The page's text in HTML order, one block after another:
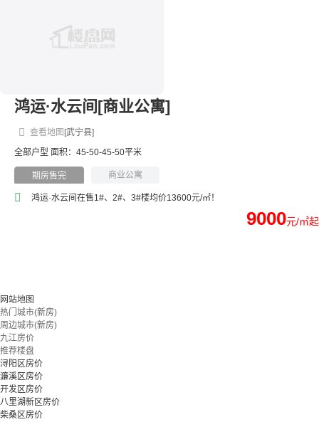
鸿运·水云间[商业公寓]
[武宁县]
查看地图
全部户型 面积：45-50-45-50平米
期房售完 商业公寓
鸿运·水云间在售1#、2#、3#楼均价13600元/㎡！
9000元/㎡起
网站地图
热门城市(新房)
周边城市(新房)
九江房价
推荐楼盘
浔阳区房价
濂溪区房价
开发区房价
八里湖新区房价
柴桑区房价